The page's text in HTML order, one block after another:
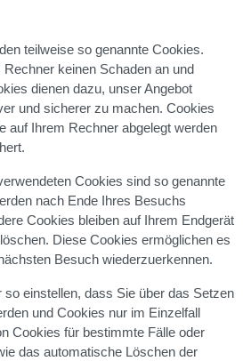
teilweise so genannte Cookies.
keinen Schaden an und
dienen dazu, unser Angebot
und sicherer zu machen. Cookies
auf Ihrem Rechner abgelegt werden
Cookies sind so genannte
nach Ende Ihres Besuchs
Cookies bleiben auf Ihrem Endgerät
Diese Cookies ermöglichen es
Besuch wiederzuerkennen.
einstellen, dass Sie über das Setzen
und Cookies nur im Einzelfall
Cookies für bestimmte Fälle oder
das automatische Löschen der